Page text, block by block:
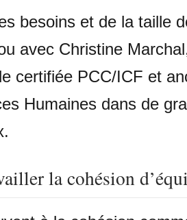
besoins et de la taille
avec Christine
certifiée PCC/ICF et
Humaines dans de
la cohésion